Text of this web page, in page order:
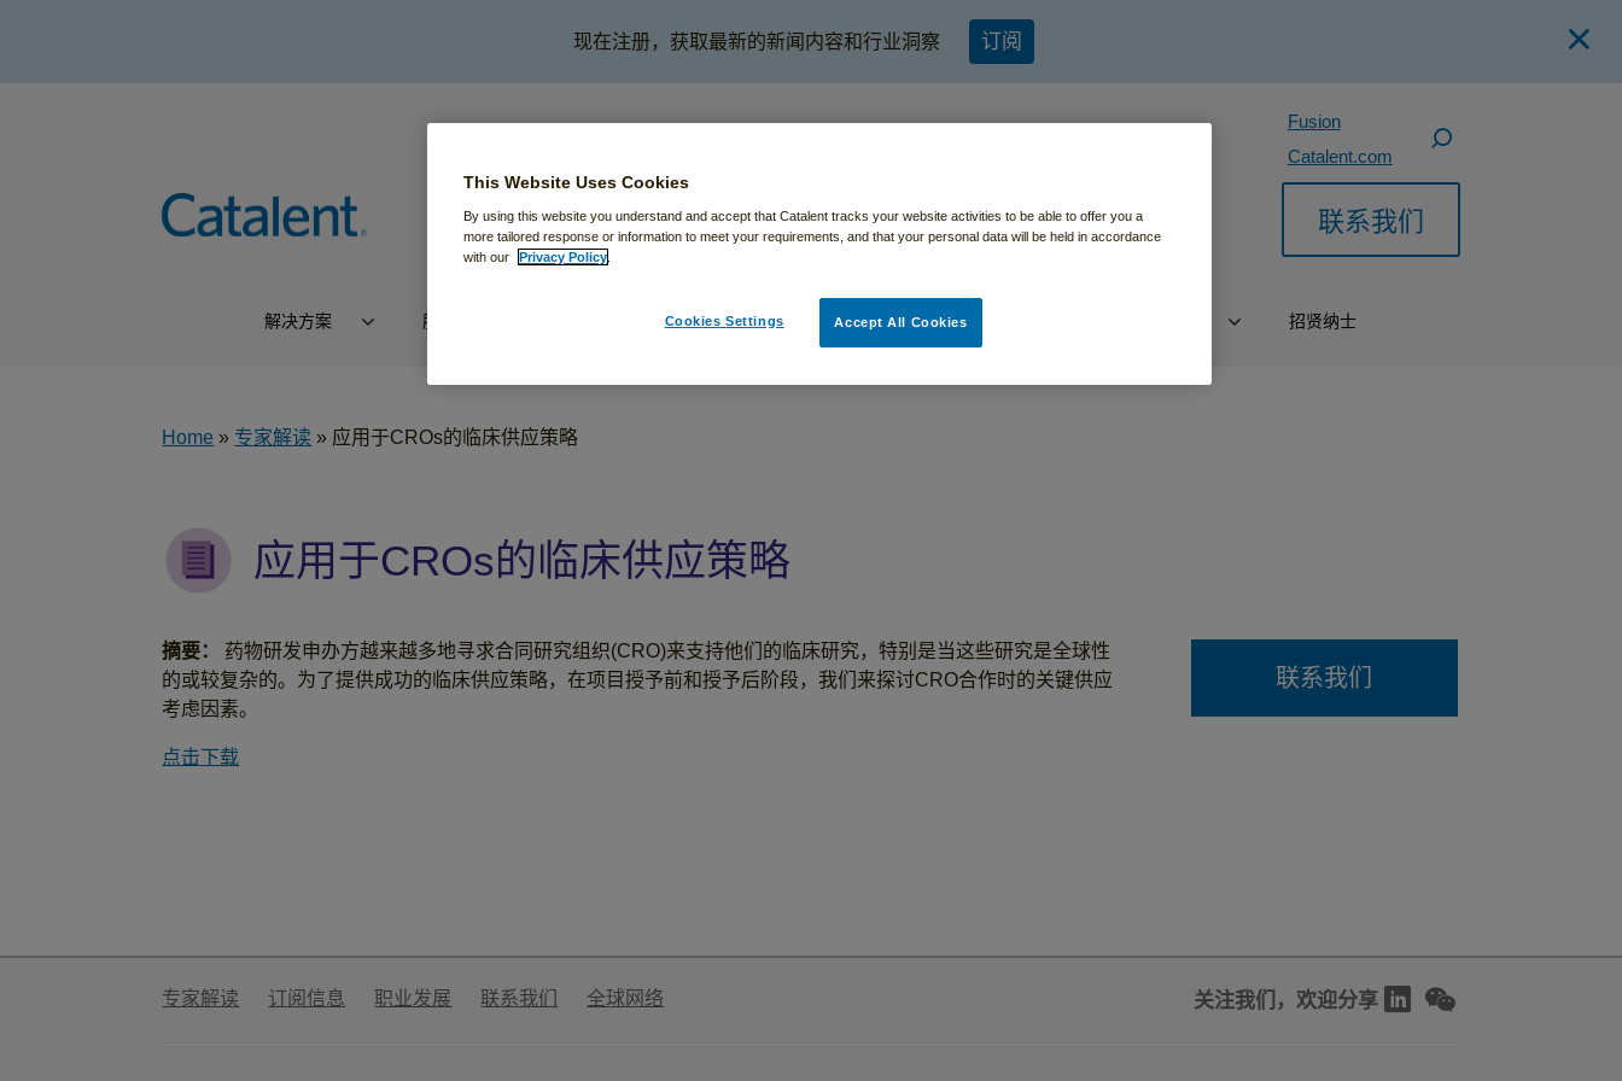
现在注册，获取最新的新闻内容和行业洞察 订阅
Fusion
Catalent.com
联系我们
解决方案 服务 设施分布 专家解读 招贤纳士
Home » 专家解读 » 应用于CROs的临床供应策略
应用于CROs的临床供应策略
摘要：
药物研发申办方越来越多地寻求合同研究组织(CRO)来支持他们的临床研究，特别是当这些研究是全球性
的或较复杂的。为了提供成功的临床供应策略，在项目授予前和授予后阶段，我们来探讨CRO合作时的关键供应
考虑因素。
点击下载
联系我们
专家解读 订阅信息 职业发展 联系我们 全球网络 关注我们，欢迎分享
This Website Uses Cookies
By using this website you understand and accept that Catalent tracks your website activities to be able to offer you a
more tailored response or information to meet your requirements, and that your personal data will be held in accordance
with our
Privacy Policy
Cookies Settings Accept All Cookies